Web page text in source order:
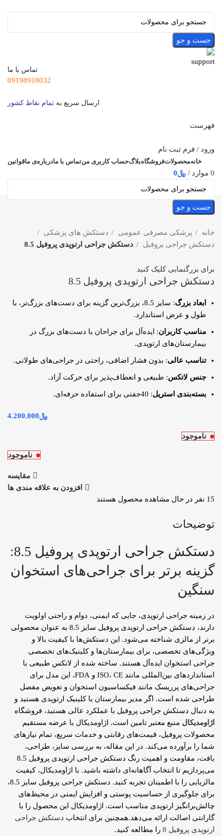
جست و جو
تماس با ما
09198918032
ارسال سریع به تمام نقاط کشور
فهرست
ورود / فرم ثبت نام
خانهمحصولاتفروشگاهبلاگحساب کاربری منتماس با مادرباره‌ی ماقوانین
0 موارد / ﷼0
جست و جو
خانه پزشکی مصرفی عمومی
دستکش های پزشکی
دستکش جراحی پروفیل
دستکش جراحی ارتوپدی پروفیل 8.5
برای بزرگنمایی کلیک کنید
دستکش جراحی ارتوپدی پروفیل 8.5
ابعاد بزرگ
: سایز 8.5، بزرگ‌ترین گزینه برای دست‌های بزرگ‌تر، با
طول و عرض استاندارد.
مناسب کاربران: ایده‌آل برای جراحان با دست‌های بزرگ در
بیمارستان‌های ارتوپدی.
تناسب عالی: بدون فشار اضافی، راحتی در جراحی‌های طولانی.
جنس لاتکس: طبیعی و انعطاف‌پذیر برای حرکت آزاد.
بسته‌بندی استریل: 40جفتی برای استفاده حرفه‌ای.
﷼4.200.000
ناموجود
ناموجود
مقایسه
افزودن به علاقه مندی ها
15 نفر در حال مشاهده محصول هستند
توضیحات
دستکش جراحی ارتوپدی پروفیل 8.5:
گزینه برتر برای جراحی‌های استخوان
سنگین
در زمینه جراحی ارتوپدی، جایی که ایمنی، دوام و راحتی اولویت
دارند، دستکش جراحی ارتوپدی پروفیل سایز 8.5 به عنوان محصولی
برتر از مالزی شناخته می‌شود. این دستکش‌ها با کیفیت بالا و
ویژگی‌های تخصصی، برای بیمارستان‌ها و کلینیک‌های تخصصی
جراحی استخوان ایده‌آل هستند. ساخته شده از لاتکس طبیعی با
استانداردهای بین‌المللی مانند ISO، CE و FDA، این مدل برای
جراحی‌های پرریسک مانند فیکساسیون استخوان و تعویض مفصل
طراحی شده است. اگر مدیر بیمارستان یا کلینیک ارتوپدی هستید و
به دنبال دستکش جراحی پروفیل با عملکرد عالی هستید، فروشگاه
اژاومدیکال منبع معتبر تامین است. اژاومدیکال با عرضه مستقیم
محصولات پروفیل، قیمت‌های رقابتی و خدمات سریع، تمام نیازهای
شما را برآورده می‌کند. در این مقاله، به بررسی سایز، طراحی،
بافت، مقاومت و اهمیت رنگ دستکش جراحی ارتوپدی پروفیل 8.5
می‌پردازیم تا انتخاب آگاهانه‌ای داشته باشید. با اژاومدیکال، کیفیت
مالزیایی را با اطمینان تجربه کنید. دستکش جراحی پروفیل سایز 8.5،
برای جلوگیری از حساسیت پوستی و افزایش ایمنی در محیط‌های
چالش‌برانگیز ارتوپدی مناسب است. اژاومدیکال این محصول را با
گارانتی اصالت ارائه می‌دهد.همچنین برای انتخاب دستکش جراحی
ارتوپدی پروفیل 8
را مطالعه کنید.